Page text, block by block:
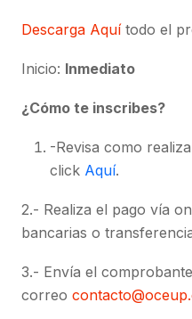
Descarga Aquítodo el
Inicio: Inmediato
¿Cómo te inscribes?
-Revisa como
click Aquí.
2.- Realiza el pago vía
bancarias o
3.- Envía el
correo